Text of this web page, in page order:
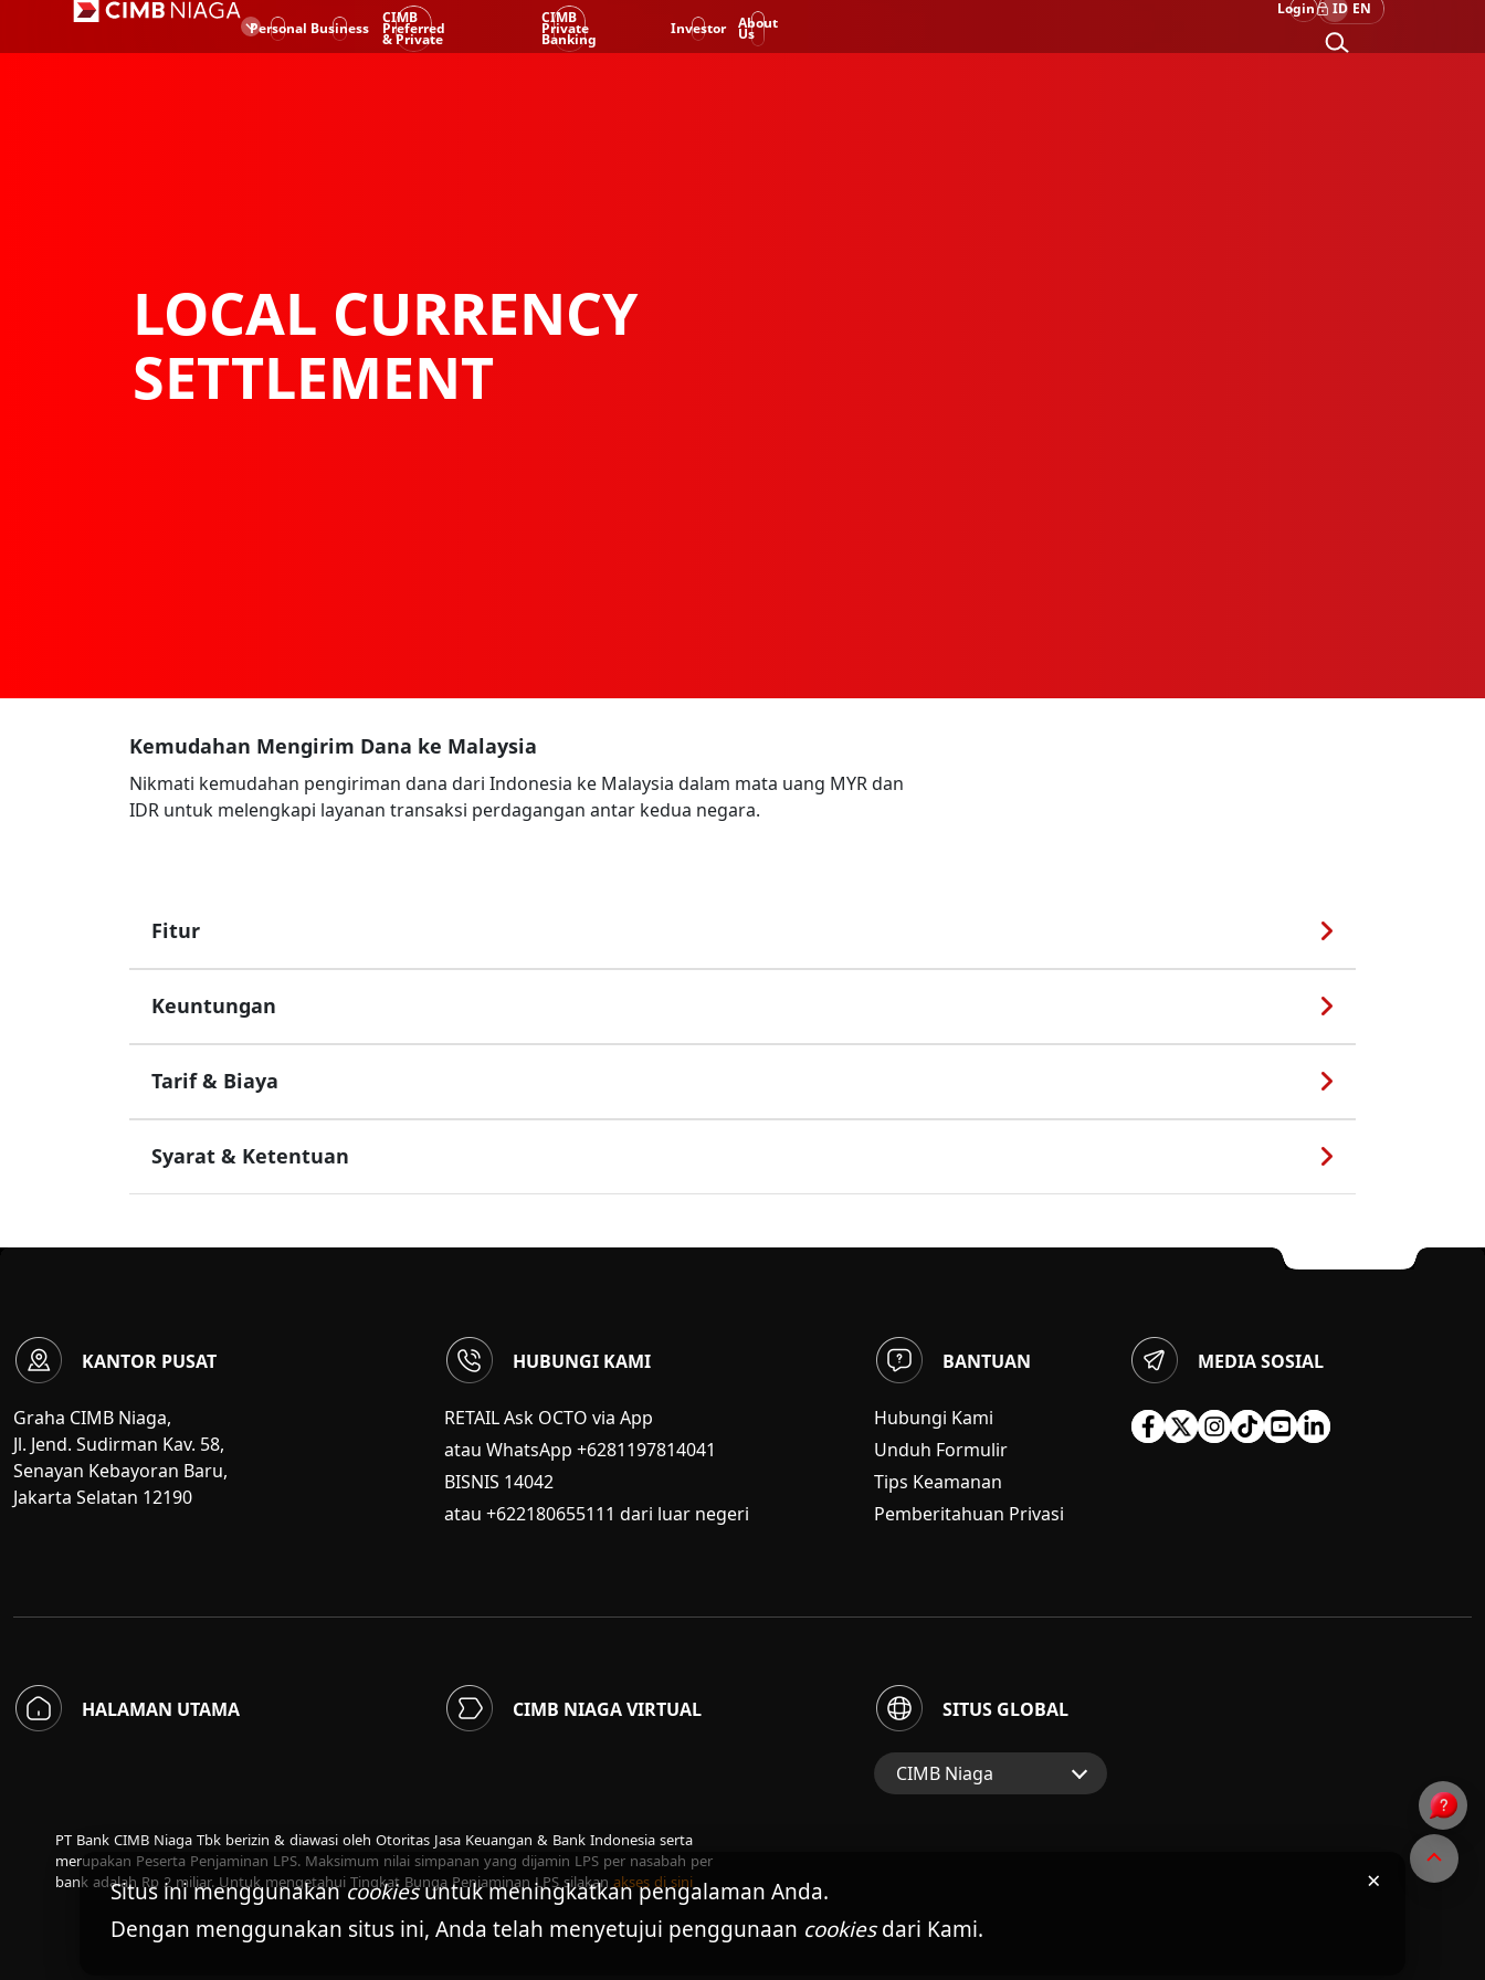
Personal Business
CIMB
Preferred
& Private
CIMB
Private
Banking
Investor About
Us
Login ID EN
×
Situs ini menggunakancookiesuntuk meningkatkan pengalaman Anda.
Dengan menggunakan situs ini, Anda telah menyetujui penggunaan cookiesdari Kami.
LOCAL CURRENCY
SETTLEMENT
Kemudahan Mengirim Dana ke Malaysia
Nikmati kemudahan pengiriman dana dari Indonesia ke Malaysia dalam mata uang MYR dan
IDR untuk melengkapi layanan transaksi perdagangan antar kedua negara.
Fitur
Keuntungan
Tarif & Biaya
Syarat & Ketentuan
KANTOR PUSAT
Graha CIMB Niaga,
Jl. Jend. Sudirman Kav. 58,
Senayan Kebayoran Baru,
Jakarta Selatan 12190
HUBUNGI KAMI
RETAIL Ask OCTO via App
atau WhatsApp +6281197814041
BISNIS 14042
atau +622180655111 dari luar negeri
BANTUAN
Hubungi Kami
Unduh Formulir
Tips Keamanan
Pemberitahuan Privasi
MEDIA SOSIAL
HALAMAN UTAMA CIMB NIAGA VIRTUAL SITUS GLOBAL
CIMB Niaga
PT Bank CIMB Niaga Tbk berizin & diawasi oleh Otoritas Jasa Keuangan & Bank Indonesia serta
merupakan Peserta Penjaminan LPS. Maksimum nilai simpanan yang dijamin LPS per nasabah per
bank adalah Rp 2 miliar. Untuk mengetahui Tingkat Bunga Penjaminan LPS silakan akses di sini